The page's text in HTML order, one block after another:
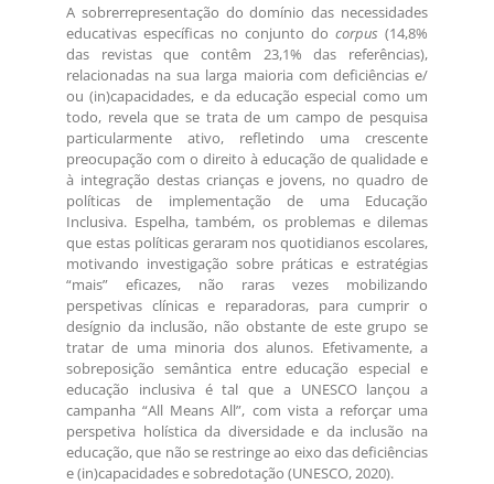
A sobrerrepresentação do domínio das necessidades
educativas específicas no conjunto do corpus (14,8%
das revistas que contêm 23,1% das referências),
relacionadas na sua larga maioria com deficiências e/
ou (in)capacidades, e da educação especial como um
todo, revela que se trata de um campo de pesquisa
particularmente ativo, refletindo uma crescente
preocupação com o direito à educação de qualidade e
à integração destas crianças e jovens, no quadro de
políticas de implementação de uma Educação
Inclusiva. Espelha, também, os problemas e dilemas
que estas políticas geraram nos quotidianos escolares,
motivando investigação sobre práticas e estratégias
“mais” eficazes, não raras vezes mobilizando
perspetivas clínicas e reparadoras, para cumprir o
desígnio da inclusão, não obstante de este grupo se
tratar de uma minoria dos alunos. Efetivamente, a
sobreposição semântica entre educação especial e
educação inclusiva é tal que a UNESCO lançou a
campanha “All Means All”, com vista a reforçar uma
perspetiva holística da diversidade e da inclusão na
educação, que não se restringe ao eixo das deficiências
e (in)capacidades e sobredotação (UNESCO, 2020).